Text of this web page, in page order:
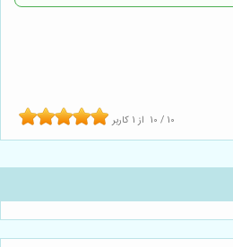
10 / 10 از 1 کاربر